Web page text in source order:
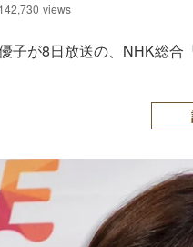
142,730 views
子が8日放送の、NHK総